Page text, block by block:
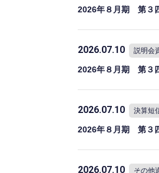
2026年８月期 第３
2026.07.10 説明会
2026年８月期 第３
2026.07.10 決算短
2026年８月期 第３
2026.07.10 その他